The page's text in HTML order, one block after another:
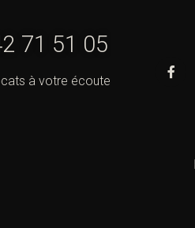
71 51 05
à votre écoute